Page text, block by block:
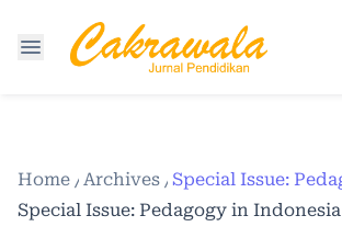
Home / Archives /
Special Issue: Pedagogy in Indonesia